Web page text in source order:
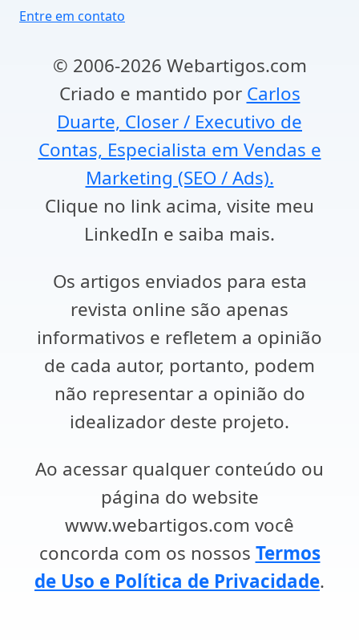
Entre em contato
© 2006-2026 Webartigos.com
Criado e mantido por Carlos
Duarte, Closer / Executivo de
Contas, Especialista em Vendas e
Marketing (SEO / Ads).
Clique no link acima, visite meu
LinkedIn e saiba mais.
Os artigos enviados para esta
revista online são apenas
informativos e refletem a opinião
de cada autor, portanto, podem
não representar a opinião do
idealizador deste projeto.
Ao acessar qualquer conteúdo ou
página do website
www.webartigos.com você
concorda com os nossos Termos
de Uso e Política de Privacidade.